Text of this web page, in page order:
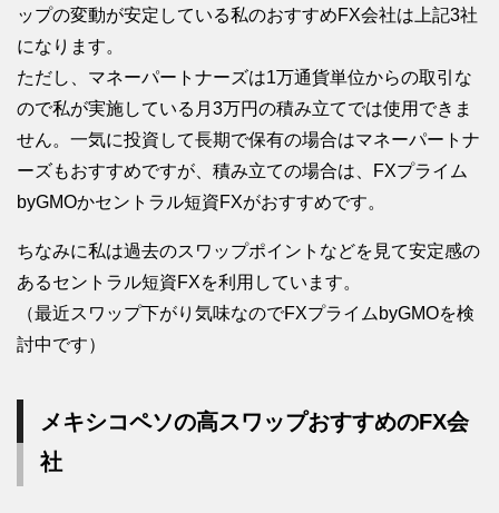
ップの変動が安定している私のおすすめFX会社は上記3社
になります。
ただし、マネーパートナーズは1万通貨単位からの取引な
ので私が実施している月3万円の積み立てでは使用できま
せん。一気に投資して長期で保有の場合はマネーパートナ
ーズもおすすめですが、積み立ての場合は、FXプライム
byGMOかセントラル短資FXがおすすめです。
ちなみに私は過去のスワップポイントなどを見て安定感の
あるセントラル短資FXを利用しています。
（最近スワップ下がり気味なのでFXプライムbyGMOを検
討中です）
メキシコペソの高スワップおすすめのFX会
社